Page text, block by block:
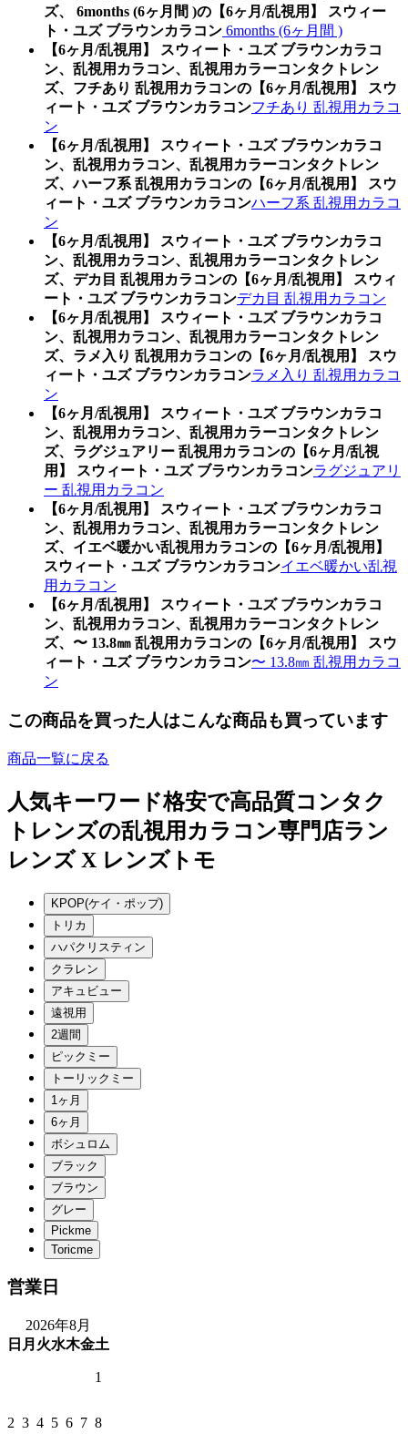
ズ、 6months (6ヶ月間 )の【6ヶ月/乱視用】 スウィー
ト・ユズ ブラウンカラコン 6months (6ヶ月間 )
【6ヶ月/乱視用】 スウィート・ユズ ブラウンカラコ
ン、乱視用カラコン、乱視用カラーコンタクトレン
ズ、フチあり 乱視用カラコンの【6ヶ月/乱視用】 スウ
ィート・ユズ ブラウンカラコンフチあり 乱視用カラコ
ン
【6ヶ月/乱視用】 スウィート・ユズ ブラウンカラコ
ン、乱視用カラコン、乱視用カラーコンタクトレン
ズ、ハーフ系 乱視用カラコンの【6ヶ月/乱視用】 スウ
ィート・ユズ ブラウンカラコンハーフ系 乱視用カラコ
ン
【6ヶ月/乱視用】 スウィート・ユズ ブラウンカラコ
ン、乱視用カラコン、乱視用カラーコンタクトレン
ズ、デカ目 乱視用カラコンの【6ヶ月/乱視用】 スウィ
ート・ユズ ブラウンカラコンデカ目 乱視用カラコン
【6ヶ月/乱視用】 スウィート・ユズ ブラウンカラコ
ン、乱視用カラコン、乱視用カラーコンタクトレン
ズ、ラメ入り 乱視用カラコンの【6ヶ月/乱視用】 スウ
ィート・ユズ ブラウンカラコンラメ入り 乱視用カラコ
ン
【6ヶ月/乱視用】 スウィート・ユズ ブラウンカラコ
ン、乱視用カラコン、乱視用カラーコンタクトレン
ズ、ラグジュアリー 乱視用カラコンの【6ヶ月/乱視
用】 スウィート・ユズ ブラウンカラコンラグジュアリ
ー 乱視用カラコン
【6ヶ月/乱視用】 スウィート・ユズ ブラウンカラコ
ン、乱視用カラコン、乱視用カラーコンタクトレン
ズ、イエベ暖かい乱視用カラコンの【6ヶ月/乱視用】
スウィート・ユズ ブラウンカラコンイエベ暖かい乱視
用カラコン
【6ヶ月/乱視用】 スウィート・ユズ ブラウンカラコ
ン、乱視用カラコン、乱視用カラーコンタクトレン
ズ、〜 13.8㎜ 乱視用カラコンの【6ヶ月/乱視用】 スウ
ィート・ユズ ブラウンカラコン〜 13.8㎜ 乱視用カラコ
ン
この商品を買った人はこんな商品も買っています
商品一覧に戻る
人気キーワード格安で高品質コンタク
トレンズの乱視用カラコン専門店ラン
レンズ X レンズトモ
営業日
2026年8月
日 月 火水木金土
1
2 3 4 5 6 7 8